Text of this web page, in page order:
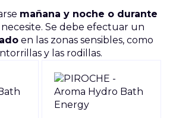
mañana y noche o durante
Se debe efectuar un
en las zonas sensibles, como
y las rodillas.